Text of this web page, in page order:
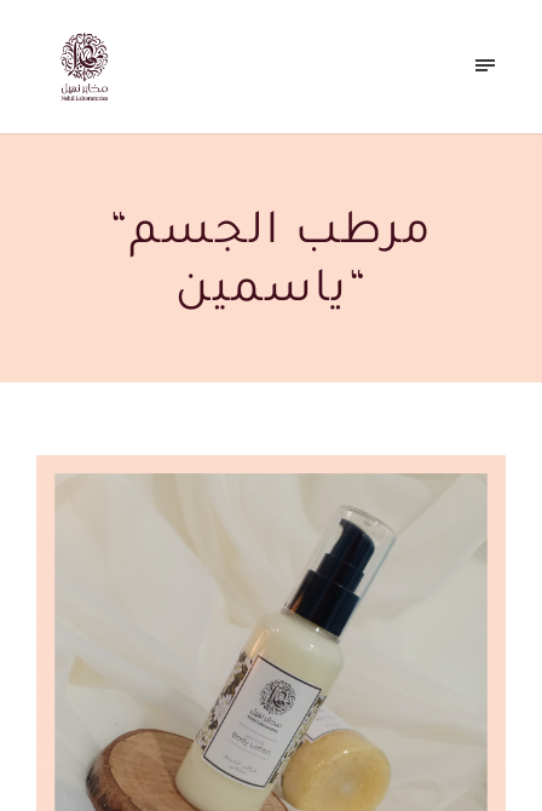
“مرطب الجسم
“ياسمين